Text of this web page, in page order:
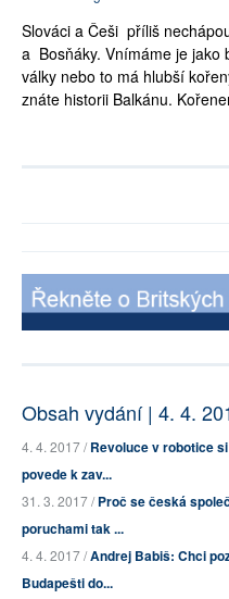
Slováci a Češi příliš
a Bosňáky. Vnímáme je jako
války nebo to má hlubší
znáte historii Balkánu.
Obsah vydání | 4. 4.
4. 4. 2017 /Revoluce v robotice
povede k zav...
31. 3. 2017 /Proč se česká
poruchami tak ...
4. 4. 2017 /Andrej Babiš: Chci
Budapešti do...